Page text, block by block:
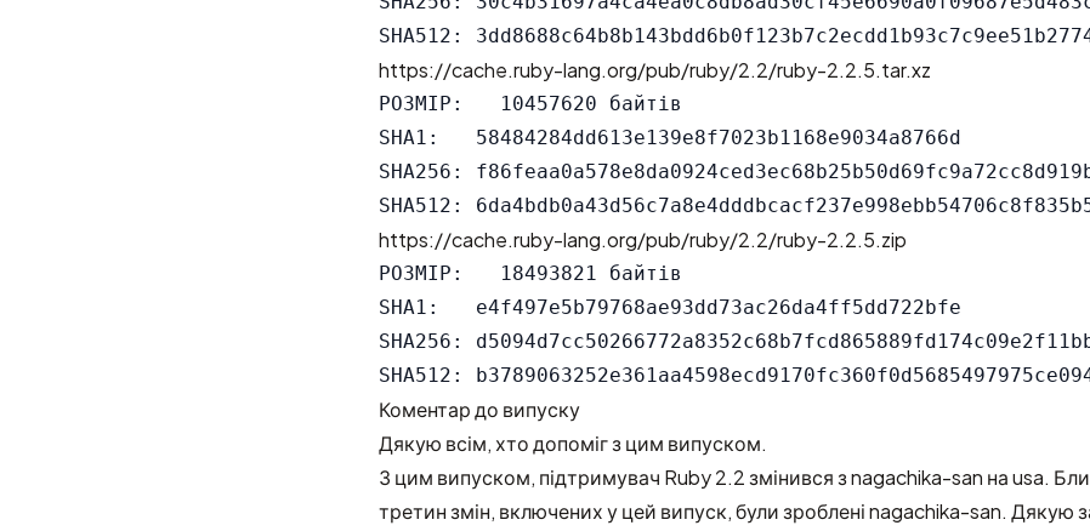
https://cache.ruby-lang.org/pub/ruby/2.2/ruby-2.2.5.tar.xz
РОЗМІР:   10457620 байтів
SHA1:   58484284dd613e139e8f7023b1168e9034a8766d
SHA256:
https://cache.ruby-lang.org/pub/ruby/2.2/ruby-2.2.5.zip
РОЗМІР:   18493821 байтів
SHA1:   e4f497e5b79768ae93dd73ac26da4ff5dd722bfe
SHA256:
Коментар до випуску
Дякую всім, хто допоміг з цим випуском.
З цим випуском, підтримувач Ruby 2.2 змінився з nagachika-san на usa.
третин змін, включених у цей випуск, були зроблені nagachika-san. Дякую